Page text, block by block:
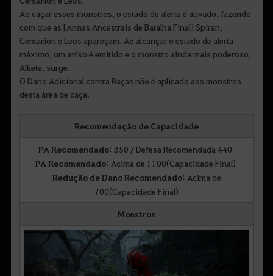
Ao caçar esses monstros, o estado de alerta é ativado, fazendo
com que as [Armas Ancestrais de Batalha Final] Spiran,
Centarion e Leos apareçam. Ao alcançar o estado de alerta
máximo, um aviso é emitido e o monstro ainda mais poderoso,
Alketa, surge.
O Dano Adicional contra Raças não é aplicado aos monstros
desta área de caça.
Recomendação de Capacidade
PA Recomendado: 350 / Defesa Recomendada 440
PA Recomendado: Acima de 1100(Capacidade Final)
Redução de Dano Recomendado: Acima de
700(Capacidade Final)
Monstros